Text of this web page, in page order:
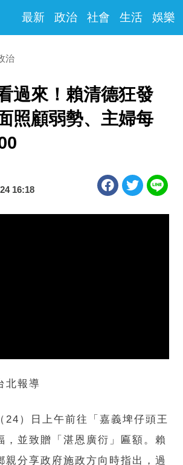
最新 政治 社會 生活 娛樂
治
過來！賴清德狂發
照顧弱勢、主婦每
16:18
北報導
24）日上午前往「嘉義埤仔頭王
，並致贈「湛恩廣衍」匾額。賴
親分享政府施政方向時指出，過